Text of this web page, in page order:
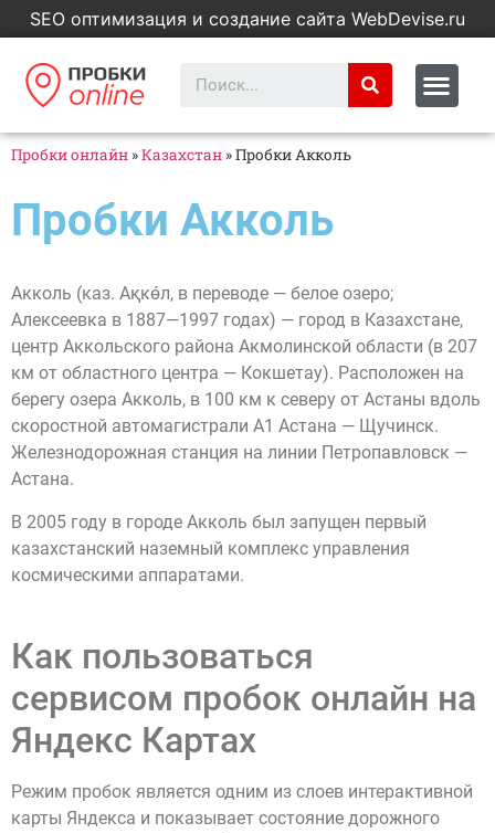
SEO оптимизация и создание сайта WebDevise.ru
Пробки онлайн »Казахстан »Пробки Акколь
Пробки Акколь
Акколь (каз. Ақкө́л, в переводе — белое озеро;
Алексеевка в 1887—1997 годах) — город в Казахстане,
центр Аккольского района Акмолинской области (в 207
км от областного центра — Кокшетау). Расположен на
берегу озера Акколь, в 100 км к северу от Астаны вдоль
скоростной автомагистрали А1 Астана — Щучинск.
Железнодорожная станция на линии Петропавловск —
Астана.
В 2005 году в городе Акколь был запущен первый
казахстанский наземный комплекс управления
космическими аппаратами.
Как пользоваться
сервисом пробок онлайн на
Яндекс Картах
Режим пробок является одним из слоев интерактивной
карты Яндекса и показывает состояние дорожного